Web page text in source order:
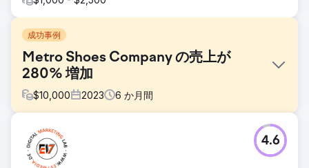
成功事例
Metro Shoes Company の売上が
280% 増加
$10,000 2023 6 か月間
課題
同社はオンライン ビジネスを拡大し、成長させたいと考えて
いました。しかし、この目標をさらに困難なものにする障害
4.6